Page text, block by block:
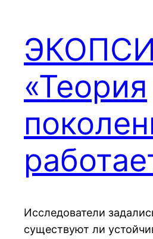
ЭКОПСИ
«Теория
Исследователи
cуществуют ли